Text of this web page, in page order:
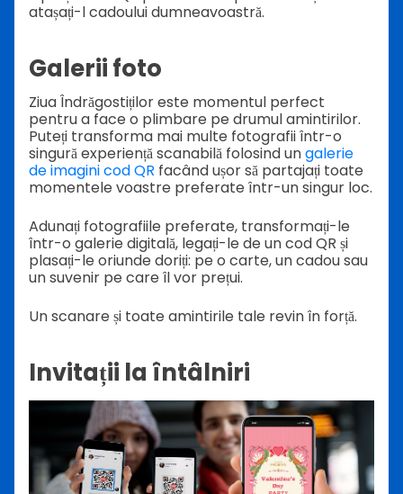
atașați-l cadoului dumneavoastră.
Galerii foto
Ziua Îndrăgostiților este momentul perfect
pentru a face o plimbare pe drumul amintirilor.
Puteți transforma mai multe fotografii într-o
singură experiență scanabilă folosind ungalerie
de imagini cod QR facând ușor să partajați toate
momentele voastre preferate într-un singur loc.
Adunați fotografiile preferate, transformați-le
într-o galerie digitală, legați-le de un cod QR și
plasați-le oriunde doriți: pe o carte, un cadou sau
un suvenir pe care îl vor prețui.
Un scanare și toate amintirile tale revin în forță.
Invitații la întâlniri